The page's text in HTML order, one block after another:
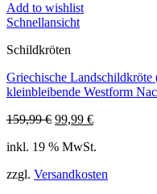
Add to wishlist
Schnellansicht
Schildkröten
Griechische Landschildkröte
kleinbleibende Westform
159,99€ Ursprünglicher
war:
99,99 €Aktueller
ist:
inkl. 19 % MwSt.
zzgl. Versandkosten